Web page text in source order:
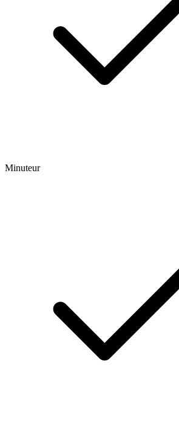
Minuteur